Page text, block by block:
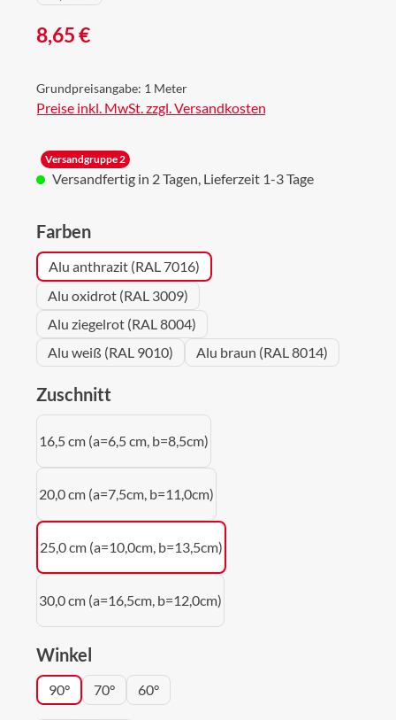
Regulärer Preis:
8,65 €
Grundpreisangabe: 1 Meter
Preise inkl. MwSt. zzgl. Versandkosten
Versandgruppe 2
Versandfertig in 2 Tagen, Lieferzeit 1-3 Tage
Farbenauswählen
Alu anthrazit (RAL 7016)
Alu oxidrot (RAL 3009)
Alu ziegelrot (RAL 8004)
Alu weiß (RAL 9010)
Alu braun (RAL 8014)
Zuschnitt
16,5 cm (a=6,5 cm, b=8,5cm)
20,0 cm (a=7,5cm, b=11,0cm)
25,0 cm (a=10,0cm, b=13,5cm)
30,0 cm (a=16,5cm, b=12,0cm)
Winkel
90° 70° 60°